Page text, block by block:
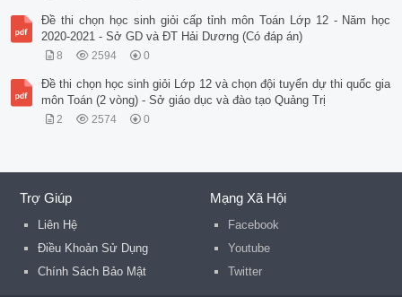
Đề thi chọn học sinh giỏi cấp tỉnh môn Toán Lớp 12 - Năm học
2020-2021 - Sở GD và ĐT Hải Dương (Có đáp án)
8 2594 0
Đề thi chọn học sinh giỏi Lớp 12 và chọn đội tuyển dự thi quốc gia
môn Toán (2 vòng) - Sở giáo dục và đào tạo Quảng Trị
2 2574 0
Trợ Giúp
Liên Hệ
Điều Khoản Sử Dụng
Chính Sách Bảo Mật
Mạng Xã Hội
Facebook
Youtube
Twitter